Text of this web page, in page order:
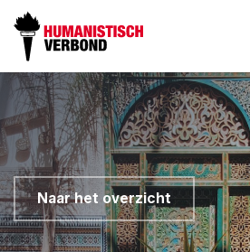
Naar het overzicht